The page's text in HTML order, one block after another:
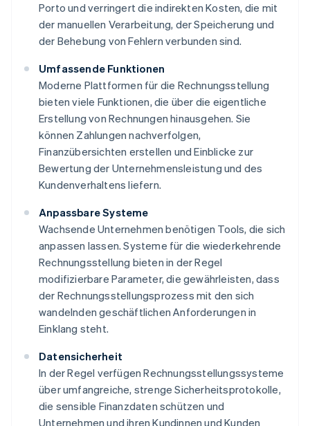
Porto und verringert die indirekten Kosten, die mit
der manuellen Verarbeitung, der Speicherung und
der Behebung von Fehlern verbunden sind.
Umfassende Funktionen
Moderne Plattformen für die Rechnungsstellung
bieten viele Funktionen, die über die eigentliche
Erstellung von Rechnungen hinausgehen. Sie
können Zahlungen nachverfolgen,
Finanzübersichten erstellen und Einblicke zur
Bewertung der Unternehmensleistung und des
Kundenverhaltens liefern.
Anpassbare Systeme
Wachsende Unternehmen benötigen Tools, die sich
anpassen lassen. Systeme für die wiederkehrende
Rechnungsstellung bieten in der Regel
modifizierbare Parameter, die gewährleisten, dass
der Rechnungsstellungsprozess mit den sich
wandelnden geschäftlichen Anforderungen in
Einklang steht.
Datensicherheit
In der Regel verfügen Rechnungsstellungssysteme
über umfangreiche, strenge Sicherheitsprotokolle,
die sensible Finanzdaten schützen und
Unternehmen und ihren Kundinnen und Kunden